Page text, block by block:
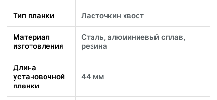
Тип планки Ласточкин хвост
Материал
изготовления
Сталь, алюминиевый сплав,
резина
Длина
установочной
планки
44 мм